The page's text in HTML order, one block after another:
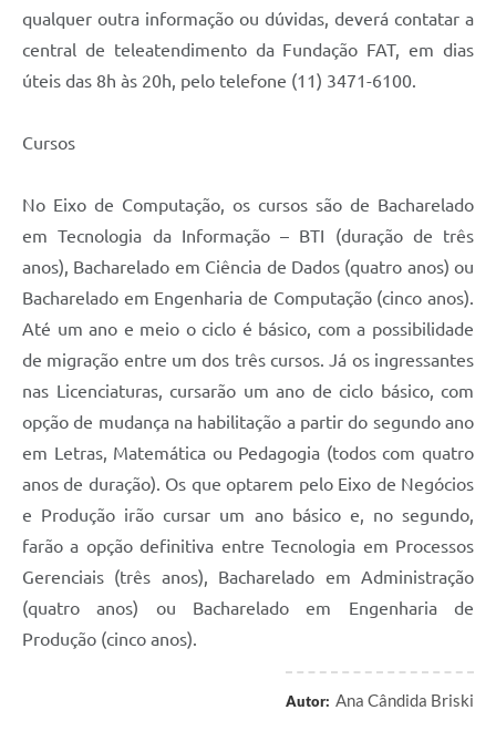
qualquer outra informação ou dúvidas, deverá contatar a
central de teleatendimento da Fundação FAT, em dias
úteis das 8h às 20h, pelo telefone (11) 3471-6100.
Cursos
No Eixo de Computação, os cursos são de Bacharelado
em Tecnologia da Informação – BTI (duração de três
anos), Bacharelado em Ciência de Dados (quatro anos) ou
Bacharelado em Engenharia de Computação (cinco anos).
Até um ano e meio o ciclo é básico, com a possibilidade
de migração entre um dos três cursos. Já os ingressantes
nas Licenciaturas, cursarão um ano de ciclo básico, com
opção de mudança na habilitação a partir do segundo ano
em Letras, Matemática ou Pedagogia (todos com quatro
anos de duração). Os que optarem pelo Eixo de Negócios
e Produção irão cursar um ano básico e, no segundo,
farão a opção definitiva entre Tecnologia em Processos
Gerenciais (três anos), Bacharelado em Administração
(quatro anos) ou Bacharelado em Engenharia de
Produção (cinco anos).
Autor: Ana Cândida Briski